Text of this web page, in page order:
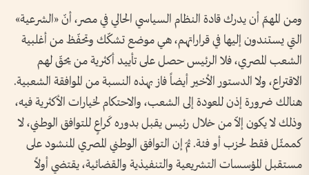
ومن المهمّ أن يدرك قادة النظام السياسي الحالي في مصر، أنّ «الشرعية»
التي يستندون إليها في قراراتهم، هي موضع تشكّك وتحفّظ من أغلبية
الشعب المصري، فلا الرئيس حصل على تأييد أكثرية من يحقّ لهم
الاقتراع، ولا الدستور الأخير أيضاً فاز بهذه النسبة من الموافقة الشعبية.
هنالك ضرورة إذن للعودة إلى الشعب، والاحتكام لخيارات الأكثرية فيه،
وذلك لا يكون إلاّ من خلال رئيس يقبل بدوره كَراعٍ للتوافق الوطني، لا
كممثّل فقط لحزب أو فئة. ثمّ إن التوافق الوطني المصري المنشود على
مستقبل المؤسسات التشريعية والتنفيذية والقضائية، يقتضي أولاً